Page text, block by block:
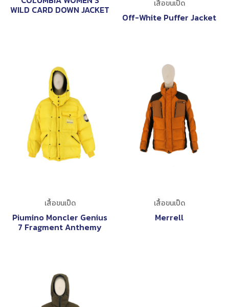
WILD CARD DOWN JACKET
เสื้อขนเป็ด
Off-White Puffer Jacket
เสื้อขนเป็ด
Piumino Moncler Genius
7 Fragment Anthemy
เสื้อขนเป็ด
Merrell